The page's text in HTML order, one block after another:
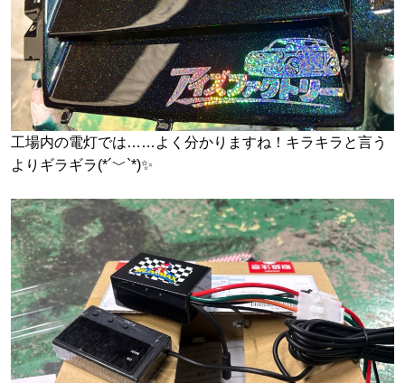
工場内の電灯では……よく分かりますね！キラキラと言う
よりギラギラ(*´﹀`*)✨